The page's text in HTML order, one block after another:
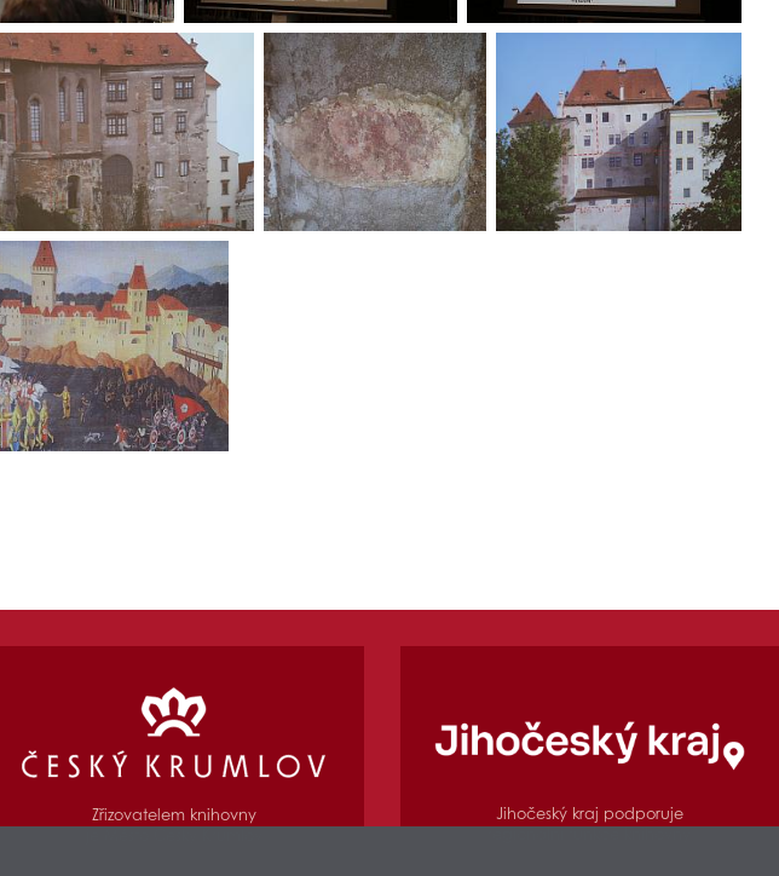
Zřizovatelem knihovny
Jihočeský kraj podporuje